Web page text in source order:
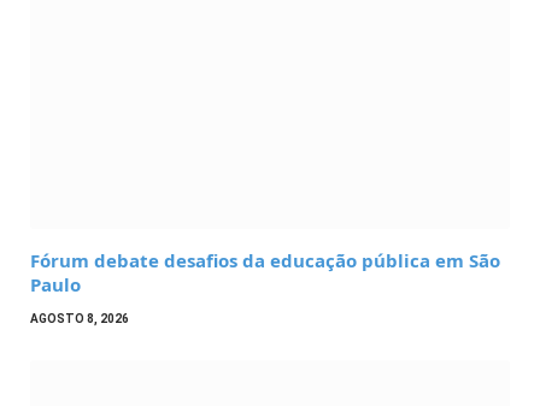
Fórum debate desafios da educação pública em São
Paulo
AGOSTO 8, 2026